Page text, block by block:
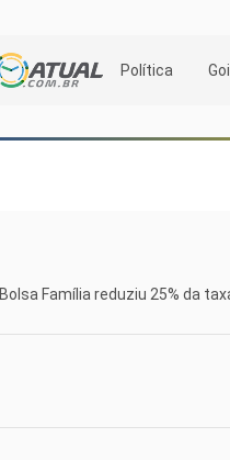
Política
Bolsa Família reduziu 25% da